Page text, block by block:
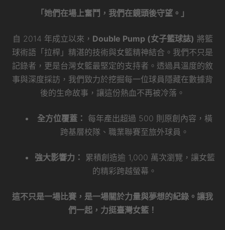
「她們在場上奮鬥，我們在鏡頭後守望。」
自 2014 年成立以來， Double Pump (女子籃球誌) 將籃
球術語「拉桿」精湛的技術與女籃精神結合。我們不只是
記錄者，更是台灣女籃最堅定的支持者。透過具溫度的敘
事與深度採訪，我們致力於挖掘每一位球員隱藏在數據背
後的生命故事，讓這份熱血不再被冷落。
全方位覆蓋： 每年產出超過 500 則原創內容，橫
跨基層校隊、職業聯賽至旅外球員。
強大影響力：
累積創造逾 1,000 萬次瀏覽，讓女籃
的精彩跨越螢幕。
這不只是一場比賽，是一場關於力量與夢想的紀錄。讓我
們一起，力挺臺灣女籃！